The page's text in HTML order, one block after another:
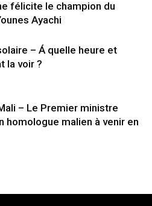
félicite le champion du
Ayachi
– Á quelle heure et
la voir ?
– Le Premier ministre
homologue malien à venir en